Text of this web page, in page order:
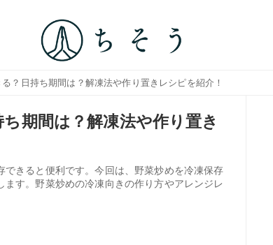
？日持ち期間は？解凍法や作り置きレシピを紹介！
期間は？解凍法や作り置き
きると便利です。今回は、野菜炒めを冷凍保存
す。野菜炒めの冷凍向きの作り方やアレンジレ